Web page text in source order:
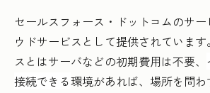
セールスフォース・ドットコムのサ
ウドサービスとして提供されていま
スとはサーバなどの初期費用は不要、
接続できる環境があれば、場所を問わ